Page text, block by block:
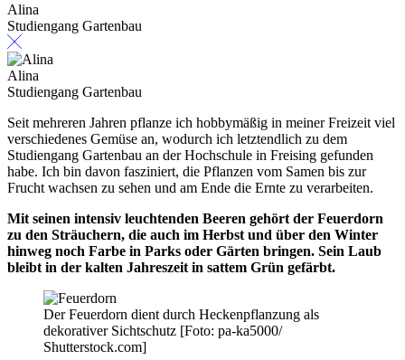
Alina
Studiengang Gartenbau
Alina
Studiengang Gartenbau
Seit mehreren Jahren pflanze ich hobbymäßig in meiner Freizeit viel
verschiedenes Gemüse an, wodurch ich letztendlich zu dem
Studiengang Gartenbau an der Hochschule in Freising gefunden
habe. Ich bin davon fasziniert, die Pflanzen vom Samen bis zur
Frucht wachsen zu sehen und am Ende die Ernte zu verarbeiten.
Mit seinen intensiv leuchtenden Beeren gehört der Feuerdorn
zu den Sträuchern, die auch im Herbst und über den Winter
hinweg noch Farbe in Parks oder Gärten bringen. Sein Laub
bleibt in der kalten Jahreszeit in sattem Grün gefärbt.
Der Feuerdorn dient durch Heckenpflanzung als
dekorativer Sichtschutz [Foto: pa-ka5000/
Shutterstock.com]